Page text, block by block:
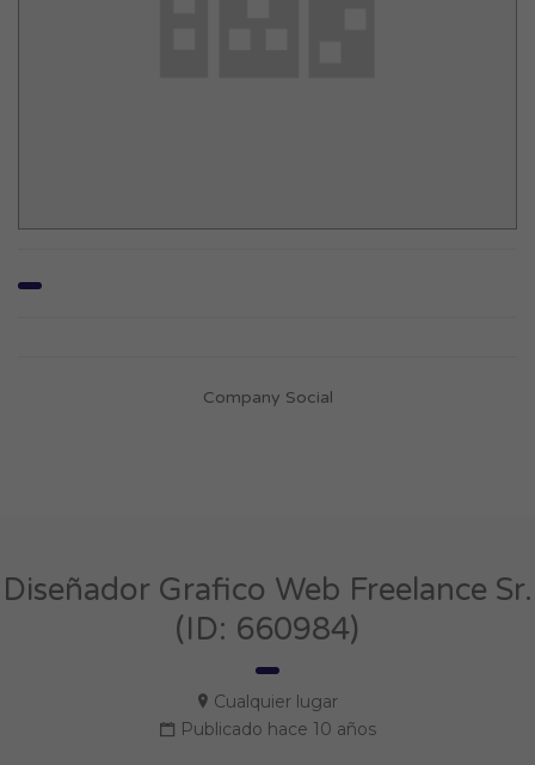
Company Social
Diseñador Grafico Web Freelance Sr.
(ID: 660984)
Cualquier lugar
Publicado hace 10 años